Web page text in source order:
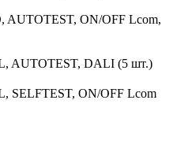
AUTOTEST, ON/OFF Lcom,
AUTOTEST, DALI (5 шт.)
SELFTEST, ON/OFF Lcom